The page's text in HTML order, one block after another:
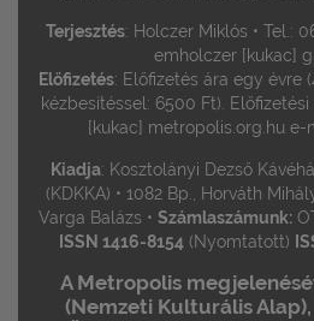
Terjesztés: Holczer Miklós • Tel.:
emholczer [kukac]
Előfizetés: Előfizetés ára egy évre
kézbesítéssel: 6500 Ft).
[kukac] metropolis.org.hu e-
Kiadja: Kosztolányi Dezső
(KDKKA) • 1082 Bp., Horváth
Varga Balázs • Számlaszámunk:
ISSN 1416-8154(Nyomtatott)
A Metropolis
(Nemzeti Kulturális